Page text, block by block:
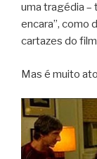
uma tragédia –
encara”, como
cartazes do
Mas é muito